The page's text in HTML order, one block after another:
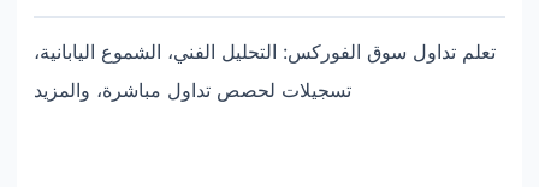
تعلم تداول سوق الفوركس: التحليل الفني، الشموع اليابانية،
تسجيلات لحصص تداول مباشرة، والمزيد